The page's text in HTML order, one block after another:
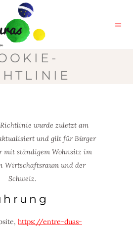
wurde zuletzt am
und gilt für Bürger
mit ständigem Wohnsitz im
Wirtschaftsraum und der
Schweiz.
https://entre-duas-